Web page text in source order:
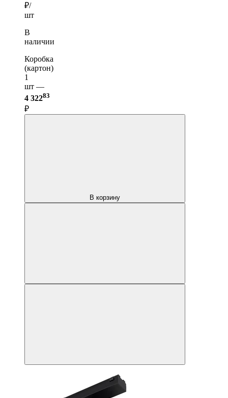
₽/
шт
В
наличии
Коробка
(картон)
1
шт —
4 32283
₽
В корзину